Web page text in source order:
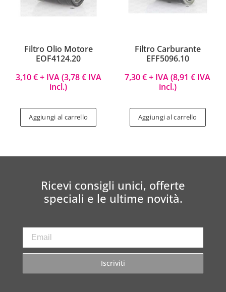
Filtro Olio Motore
EOF4124.20
3,10€+ IVA (3,78€IVA
incl.)
Aggiungi al carrello
Filtro Carburante
EFF5096.10
7,30€+ IVA (8,91€ IVA
incl.)
Aggiungi al carrello
Ricevi consigli unici, offerte
speciali e le ultime novità.
Iscriviti